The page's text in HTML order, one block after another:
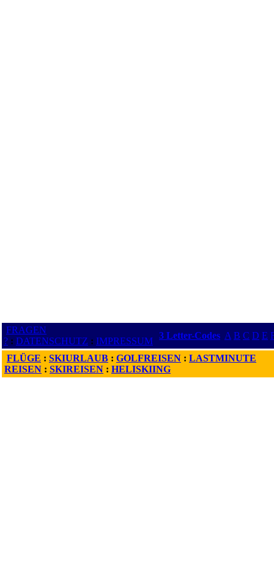
FRAGEN
? : DATENSCHUTZ : IMPRESSUM
3 Letter-Codes A B C D E
FLÜGE : SKIURLAUB : GOLFREISEN : LASTMINUTE
REISEN : SKIREISEN : HELISKIING